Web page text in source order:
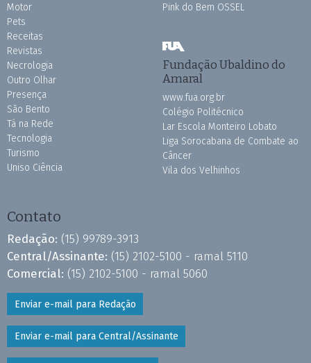
Motor
Pets
Receitas
Revistas
Necrologia
Outro Olhar
Presença
São Bento
Tá na Rede
Tecnologia
Turismo
Uniso Ciência
Pink do Bem OSSEL
Fundação Ubaldino do
Amaral
www.fua.org.br
Colégio Politécnico
Lar Escola Monteiro Lobato
Liga Sorocabana de Combate ao
Câncer
Vila dos Velhinhos
Contato
Redação: (15) 99789-3913
Central/Assinante: (15) 2102-5100 - ramal 5110
Comercial: (15) 2102-5100 - ramal 5060
Enviar e-mail para Redação
Enviar e-mail para Central/Assinante